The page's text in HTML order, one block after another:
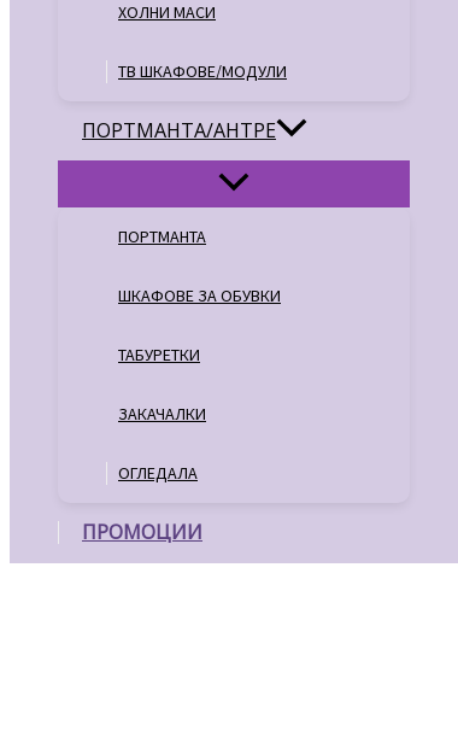
ХОЛНИ МАСИ
ТВ ШКАФОВЕ/МОДУЛИ
ПОРТМАНТА/АНТРЕ
ПОРТМАНТА
ШКАФОВЕ ЗА ОБУВКИ
ТАБУРЕТКИ
ЗАКАЧАЛКИ
ОГЛЕДАЛА
ПРОМОЦИИ